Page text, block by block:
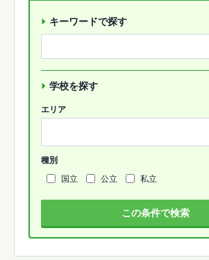
キーワードで探す
学校を探す
エリア
種別
国立
公立 私立
この条件で検索